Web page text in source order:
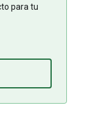
para tu